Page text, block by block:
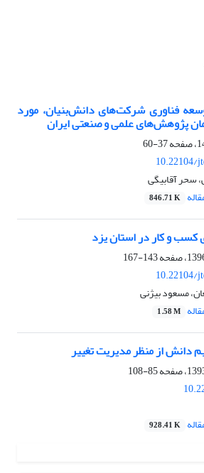
فناوری شرکت‌های دانش‌بنیان، مورد
پژوهش‌های علمی و صنعتی ایران
37-60
10.22104/
سحر آقابیگی
846.71 K
و کار در استان یزد
143-167
10.22104/
مسعود بیژنی
1.58 M
دانش از منظر مدیریت تغییر
85-108
928.41 K